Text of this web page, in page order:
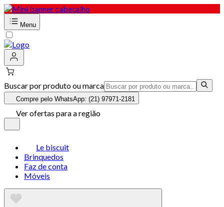
Menu
Buscar por produto ou marca
Compre pelo WhatsApp: (21) 97971-2181
Ver ofertas para a região
Le biscuit
Brinquedos
Faz de conta
Móveis